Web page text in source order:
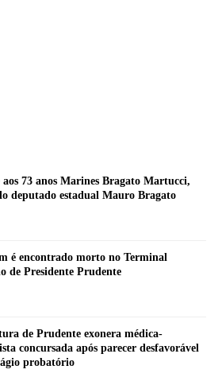
73 anos Marines Bragato Martucci,
deputado estadual Mauro Bragato
é encontrado morto no Terminal
de Presidente Prudente
de Prudente exonera médica-
concursada após parecer desfavorável
probatório